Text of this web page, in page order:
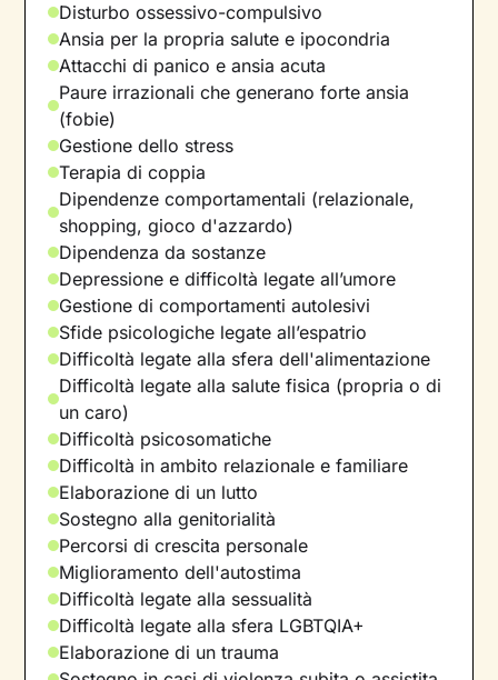
Disturbo ossessivo-compulsivo
Ansia per la propria salute e ipocondria
Attacchi di panico e ansia acuta
Paure irrazionali che generano forte ansia
(fobie)
Gestione dello stress
Terapia di coppia
Dipendenze comportamentali (relazionale,
shopping, gioco d'azzardo)
Dipendenza da sostanze
Depressione e difficoltà legate all’umore
Gestione di comportamenti autolesivi
Sfide psicologiche legate all’espatrio
Difficoltà legate alla sfera dell'alimentazione
Difficoltà legate alla salute fisica (propria o di
un caro)
Difficoltà psicosomatiche
Difficoltà in ambito relazionale e familiare
Elaborazione di un lutto
Sostegno alla genitorialità
Percorsi di crescita personale
Miglioramento dell'autostima
Difficoltà legate alla sessualità
Difficoltà legate alla sfera LGBTQIA+
Elaborazione di un trauma